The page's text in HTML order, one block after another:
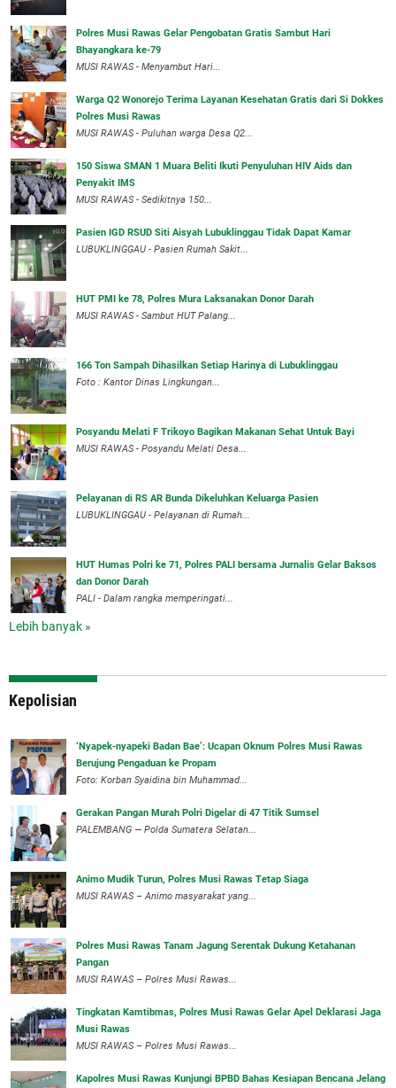
Polres Musi Rawas Gelar Pengobatan Gratis Sambut Hari
Bhayangkara ke-79
MUSI RAWAS - Menyambut Hari...
Warga Q2 Wonorejo Terima Layanan Kesehatan Gratis dari Si Dokkes
Polres Musi Rawas
MUSI RAWAS - Puluhan warga Desa Q2...
150 Siswa SMAN 1 Muara Beliti Ikuti Penyuluhan HIV Aids dan
Penyakit IMS
MUSI RAWAS - Sedikitnya 150...
Pasien IGD RSUD Siti Aisyah Lubuklinggau Tidak Dapat Kamar
LUBUKLINGGAU - Pasien Rumah Sakit...
HUT PMI ke 78, Polres Mura Laksanakan Donor Darah
MUSI RAWAS - Sambut HUT Palang...
166 Ton Sampah Dihasilkan Setiap Harinya di Lubuklinggau
Foto : Kantor Dinas Lingkungan...
Posyandu Melati F Trikoyo Bagikan Makanan Sehat Untuk Bayi
MUSI RAWAS - Posyandu Melati Desa...
Pelayanan di RS AR Bunda Dikeluhkan Keluarga Pasien
LUBUKLINGGAU - Pelayanan di Rumah...
HUT Humas Polri ke 71, Polres PALI bersama Jurnalis Gelar Baksos
dan Donor Darah
PALI - Dalam rangka memperingati...
Lebih banyak »
Kepolisian
‘Nyapek-nyapeki Badan Bae’: Ucapan Oknum Polres Musi Rawas
Berujung Pengaduan ke Propam
Foto: Korban Syaidina bin Muhammad...
Gerakan Pangan Murah Polri Digelar di 47 Titik Sumsel
PALEMBANG — Polda Sumatera Selatan...
Animo Mudik Turun, Polres Musi Rawas Tetap Siaga
MUSI RAWAS – Animo masyarakat yang...
Polres Musi Rawas Tanam Jagung Serentak Dukung Ketahanan
Pangan
MUSI RAWAS – Polres Musi Rawas...
Tingkatan Kamtibmas, Polres Musi Rawas Gelar Apel Deklarasi Jaga
Musi Rawas
MUSI RAWAS – Polres Musi Rawas...
Kapolres Musi Rawas Kunjungi BPBD Bahas Kesiapan Bencana Jelang